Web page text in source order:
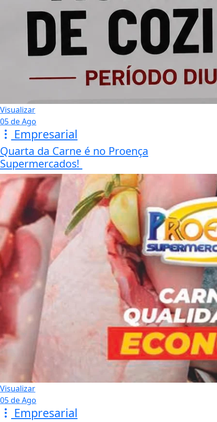
Visualizar
05 de Ago
Empresarial
Quarta da Carne é no Proença
Supermercados!
Visualizar
05 de Ago
Empresarial